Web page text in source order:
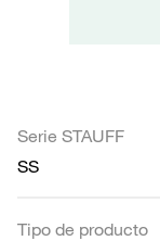
Serie STAUFF
SS
Tipo de producto